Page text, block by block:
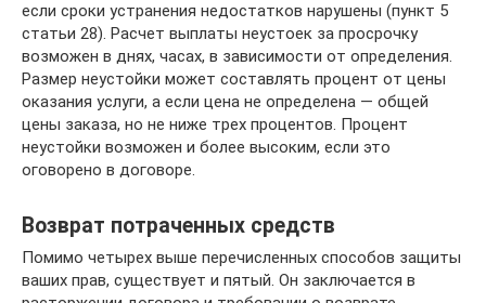
если сроки устранения недостатков нарушены (пункт 5
статьи 28). Расчет выплаты неустоек за просрочку
возможен в днях, часах, в зависимости от определения.
Размер неустойки может составлять процент от цены
оказания услуги, а если цена не определена — общей
цены заказа, но не ниже трех процентов. Процент
неустойки возможен и более высоким, если это
оговорено в договоре.
Возврат потраченных средств
Помимо четырех выше перечисленных способов защиты
ваших прав, существует и пятый. Он заключается в